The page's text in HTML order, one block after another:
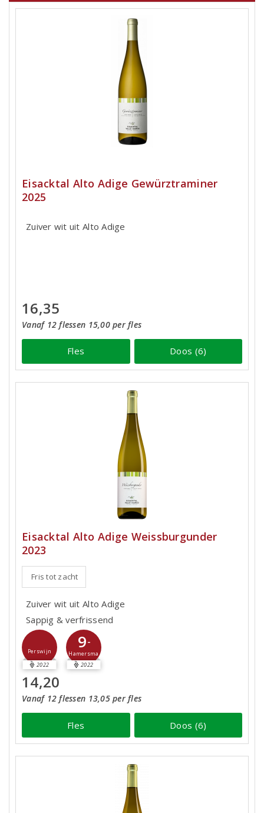
Eisacktal Alto Adige Gewürztraminer
2025
Zuiver wit uit Alto Adige
16,35
Vanaf 12 flessen 15,00 per fles
Fles Doos (6)
Eisacktal Alto Adige Weissburgunder
2023
Fris tot zacht
Zuiver wit uit Alto Adige
Sappig & verfrissend
Perswijn
2022
9-
Hamersma
2022
14,20
Vanaf 12 flessen 13,05 per fles
Fles Doos (6)